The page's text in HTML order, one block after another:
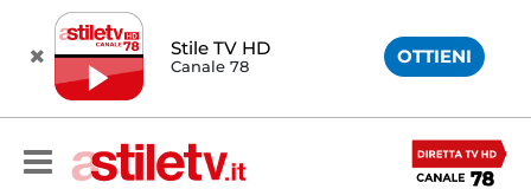
Stile TV HD
Canale 78 OTTIENI